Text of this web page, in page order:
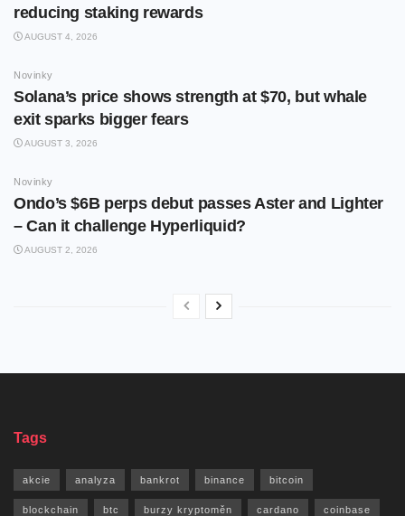
reducing staking rewards
AUGUST 4, 2026
Novinky
Solana’s price shows strength at $70, but whale
exit sparks bigger fears
AUGUST 3, 2026
Novinky
Ondo’s $6B perps debut passes Aster and Lighter
– Can it challenge Hyperliquid?
AUGUST 2, 2026
Tags
akcie analyza bankrot binance bitcoin
blockchain btc burzy kryptoměn cardano coinbase